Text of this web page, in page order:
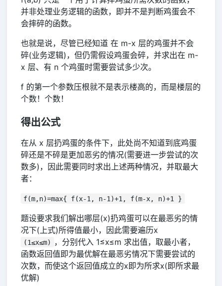
并非处理业务逻辑的函数，即并不是判断鸡蛋会不
会摔碎的函数。
也就是说，尽管已经知道 在 m-x 层的鸡蛋并不会
碎(业务逻辑)，但仍需假设鸡蛋会碎，并求出在 m-
x 层、有 n 个鸡蛋时需要尝试多少次。
f 的第一个参数压根就不是表示楼高的，而是楼层的
个数！个数！
得出公式
在从 x 层扔鸡蛋的条件下，此处尚不知道到底鸡蛋
碎还是不碎是更加恶劣的情况(需要进一步尝试的次
数多)，因此需要同时求出上述两种情况，并取最大
者：
f(m,n)=max{ f(x-1, n-1)+1, f(m-x, n)+1 }
题设要求我们解出哪层(x)扔鸡蛋可以在最恶劣的情
况下(上式)所得值最小，因此需要遍历x
(1≤x≤m)
，分别代入 1≤x≤m 求出值，取最小者，
函数返回值即为最优解在最恶劣情况下需要尝试的
次数，而使这个返回值成立的x即为所求x(即所求最
优解)